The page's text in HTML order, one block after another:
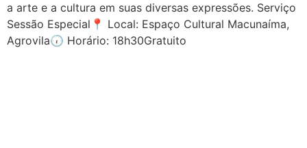
a arte e a cultura em suas diversas expressões. Serviço
Sessão Especial📍 Local: Espaço Cultural Macunaíma,
Agrovila🕡 Horário: 18h30Gratuito